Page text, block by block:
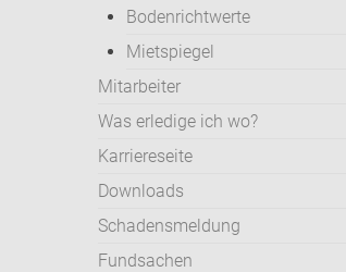
Bodenrichtwerte
Mietspiegel
Mitarbeiter
Was erledige ich wo?
Karriereseite
Downloads
Schadensmeldung
Fundsachen